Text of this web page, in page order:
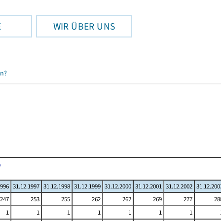
WIR ÜBER UNS
31.12.1997 31.12.1998 31.12.1999 31.12.2000 31.12.2001 31.12.2002
247 253 255 262 262 269 277
1 1 1 1 1 1 1